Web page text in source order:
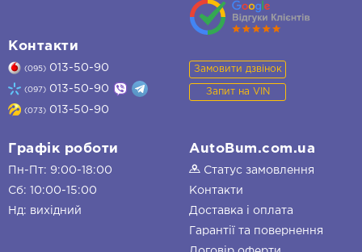
Контакти
(095) 013-50-90
(097) 013-50-90
(073) 013-50-90
Замовити дзвінок
Запит на VIN
Графік роботи
Пн-Пт: 9:00-18:00
Сб: 10:00-15:00
Нд: вихідний
AutoBum.com.ua
Статус замовлення
Контакти
Доставка і оплата
Гарантії та повернення